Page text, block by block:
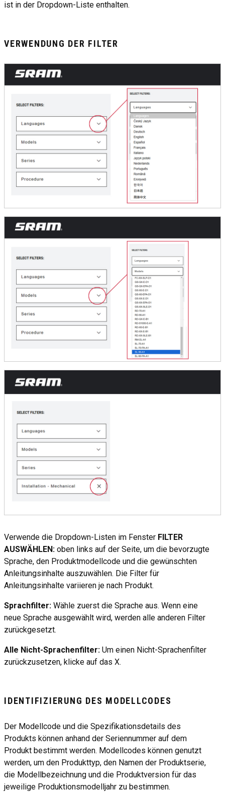
ist in der Dropdown-Liste enthalten.
VERWENDUNG DER FILTER
Verwende die Dropdown-Listen im Fenster FILTER
AUSWÄHLEN: oben links auf der Seite, um die bevorzugte
Sprache, den Produktmodellcode und die gewünschten
Anleitungsinhalte auszuwählen. Die Filter für
Anleitungsinhalte variieren je nach Produkt.
Sprachfilter: Wähle zuerst die Sprache aus. Wenn eine
neue Sprache ausgewählt wird, werden alle anderen Filter
zurückgesetzt.
Alle Nicht-Sprachenfilter: Um einen Nicht-Sprachenfilter
zurückzusetzen, klicke auf das X.
IDENTIFIZIERUNG DES MODELLCODES
Der Modellcode und die Spezifikationsdetails des
Produkts können anhand der Seriennummer auf dem
Produkt bestimmt werden. Modellcodes können genutzt
werden, um den Produkttyp, den Namen der Produktserie,
die Modellbezeichnung und die Produktversion für das
jeweilige Produktionsmodelljahr zu bestimmen.